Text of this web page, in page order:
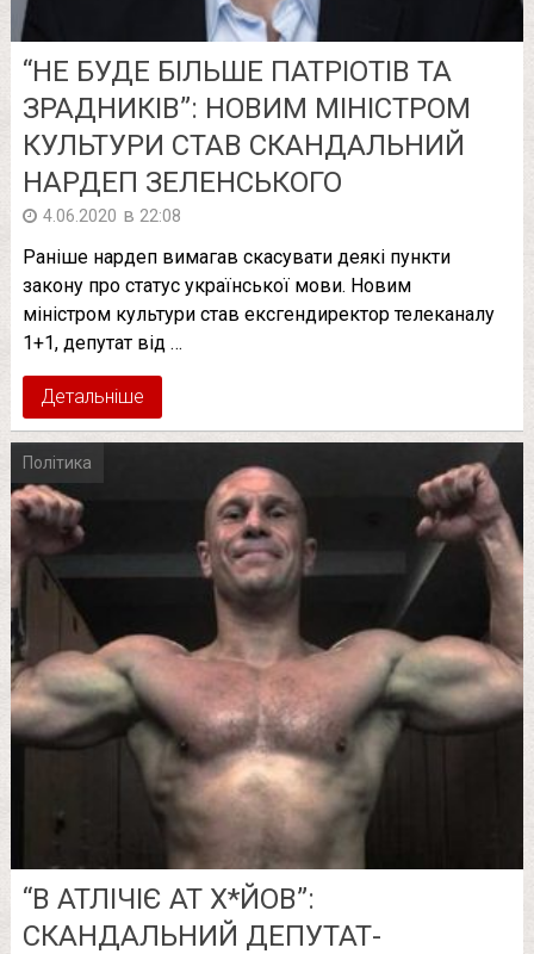
“НЕ БУДЕ БІЛЬШЕ ПАТРІОТІВ ТА
ЗРАДНИКІВ”: НОВИМ МІНІСТРОМ
КУЛЬТУРИ СТАВ СКАНДАЛЬНИЙ
НАРДЕП ЗЕЛЕНСЬКОГО
4.06.2020 в 22:08
Раніше нардеп вимагав скасувати деякі пункти
закону про статус української мови. Новим
міністром культури став ексгендиректор телеканалу
1+1, депутат від …
Детальніше
Політика
“В АТЛІЧІЄ АТ Х*ЙОВ”:
СКАНДАЛЬНИЙ ДЕПУТАТ-